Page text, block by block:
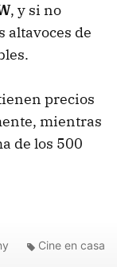
, y si no
altavoces de
precios
mientras
de los 500
Cine en casa